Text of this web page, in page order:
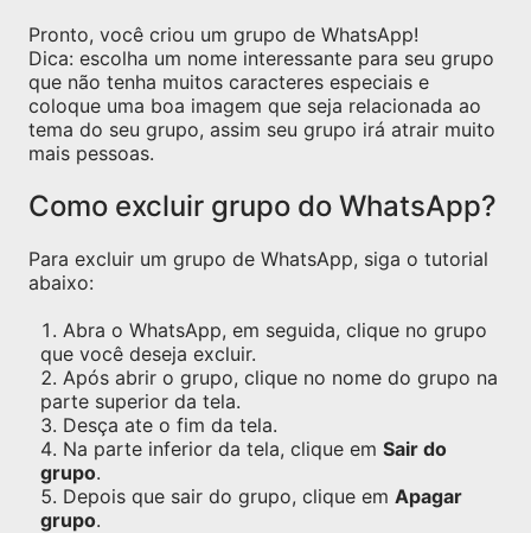
Pronto, você criou um grupo de WhatsApp!
Dica: escolha um nome interessante para seu grupo
que não tenha muitos caracteres especiais e
coloque uma boa imagem que seja relacionada ao
tema do seu grupo, assim seu grupo irá atrair muito
mais pessoas.
Como excluir grupo do WhatsApp?
Para excluir um grupo de WhatsApp, siga o tutorial
abaixo:
Abra o WhatsApp, em seguida, clique no grupo
que você deseja excluir.
Após abrir o grupo, clique no nome do grupo na
parte superior da tela.
Desça ate o fim da tela.
Na parte inferior da tela, clique em Sair do
grupo.
Depois que sair do grupo, clique em Apagar
grupo.